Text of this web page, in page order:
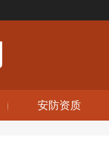
安防资质